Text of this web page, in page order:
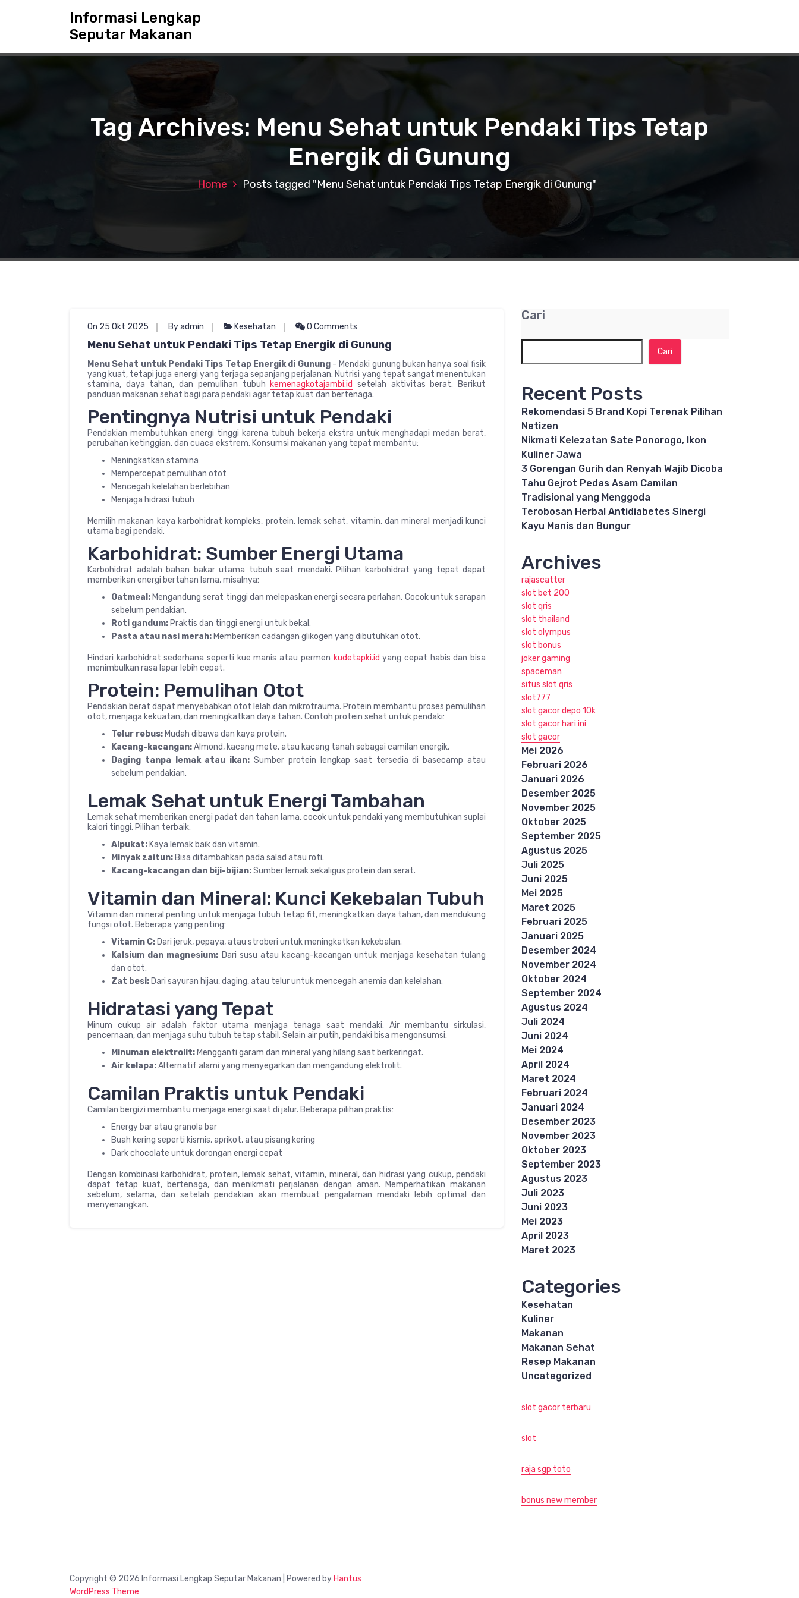
t
Informasi Lengkap
Seputar Makanan
Tag Archives: Menu Sehat untuk Pendaki Tips Tetap
Energik di Gunung
Home Posts tagged "Menu Sehat untuk Pendaki Tips Tetap Energik di Gunung"
On 25 Okt 2025 By admin Kesehatan 0 Comments
Menu Sehat untuk Pendaki Tips Tetap Energik di Gunung
Menu Sehat untuk Pendaki Tips Tetap Energik di Gunung– Mendaki gunung bukan hanya soal fisik
yang kuat, tetapi juga energi yang terjaga sepanjang perjalanan. Nutrisi yang tepat sangat menentukan
stamina, daya tahan, dan pemulihan tubuh kemenagkotajambi.id setelah aktivitas berat. Berikut
panduan makanan sehat bagi para pendaki agar tetap kuat dan bertenaga.
Pentingnya Nutrisi untuk Pendaki
Pendakian membutuhkan energi tinggi karena tubuh bekerja ekstra untuk menghadapi medan berat,
perubahan ketinggian, dan cuaca ekstrem. Konsumsi makanan yang tepat membantu:
Meningkatkan stamina
Mempercepat pemulihan otot
Mencegah kelelahan berlebihan
Menjaga hidrasi tubuh
Memilih makanan kaya karbohidrat kompleks, protein, lemak sehat, vitamin, dan mineral menjadi kunci
utama bagi pendaki.
Karbohidrat: Sumber Energi Utama
Karbohidrat adalah bahan bakar utama tubuh saat mendaki. Pilihan karbohidrat yang tepat dapat
memberikan energi bertahan lama, misalnya:
Oatmeal: Mengandung serat tinggi dan melepaskan energi secara perlahan. Cocok untuk sarapan
sebelum pendakian.
Roti gandum: Praktis dan tinggi energi untuk bekal.
Pasta atau nasi merah: Memberikan cadangan glikogen yang dibutuhkan otot.
Hindari karbohidrat sederhana seperti kue manis atau permen kudetapki.id yang cepat habis dan bisa
menimbulkan rasa lapar lebih cepat.
Protein: Pemulihan Otot
Pendakian berat dapat menyebabkan otot lelah dan mikrotrauma. Protein membantu proses pemulihan
otot, menjaga kekuatan, dan meningkatkan daya tahan. Contoh protein sehat untuk pendaki:
Telur rebus: Mudah dibawa dan kaya protein.
Kacang-kacangan:Almond, kacang mete, atau kacang tanah sebagai camilan energik.
Daging tanpa lemak atau ikan: Sumber protein lengkap saat tersedia di basecamp atau
sebelum pendakian.
Lemak Sehat untuk Energi Tambahan
Lemak sehat memberikan energi padat dan tahan lama, cocok untuk pendaki yang membutuhkan suplai
kalori tinggi. Pilihan terbaik:
Alpukat: Kaya lemak baik dan vitamin.
Minyak zaitun: Bisa ditambahkan pada salad atau roti.
Kacang-kacangan dan biji-bijian:Sumber lemak sekaligus protein dan serat.
Vitamin dan Mineral: Kunci Kekebalan Tubuh
Vitamin dan mineral penting untuk menjaga tubuh tetap fit, meningkatkan daya tahan, dan mendukung
fungsi otot. Beberapa yang penting:
Vitamin C: Dari jeruk, pepaya, atau stroberi untuk meningkatkan kekebalan.
Kalsium dan magnesium: Dari susu atau kacang-kacangan untuk menjaga kesehatan tulang
dan otot.
Zat besi: Dari sayuran hijau, daging, atau telur untuk mencegah anemia dan kelelahan.
Hidratasi yang Tepat
Minum cukup air adalah faktor utama menjaga tenaga saat mendaki. Air membantu sirkulasi,
pencernaan, dan menjaga suhu tubuh tetap stabil. Selain air putih, pendaki bisa mengonsumsi:
Minuman elektrolit: Mengganti garam dan mineral yang hilang saat berkeringat.
Air kelapa:Alternatif alami yang menyegarkan dan mengandung elektrolit.
Camilan Praktis untuk Pendaki
Camilan bergizi membantu menjaga energi saat di jalur. Beberapa pilihan praktis:
Energy bar atau granola bar
Buah kering seperti kismis, aprikot, atau pisang kering
Dark chocolate untuk dorongan energi cepat
Dengan kombinasi karbohidrat, protein, lemak sehat, vitamin, mineral, dan hidrasi yang cukup, pendaki
dapat tetap kuat, bertenaga, dan menikmati perjalanan dengan aman. Memperhatikan makanan
sebelum, selama, dan setelah pendakian akan membuat pengalaman mendaki lebih optimal dan
menyenangkan.
Cari
Cari
Recent Posts
Rekomendasi 5 Brand Kopi Terenak Pilihan
Netizen
Nikmati Kelezatan Sate Ponorogo, Ikon
Kuliner Jawa
3 Gorengan Gurih dan Renyah Wajib Dicoba
Tahu Gejrot Pedas Asam Camilan
Tradisional yang Menggoda
Terobosan Herbal Antidiabetes Sinergi
Kayu Manis dan Bungur
Archives
rajascatter
slot bet 200
slot qris
slot thailand
slot olympus
slot bonus
joker gaming
spaceman
situs slot qris
slot777
slot gacor depo 10k
slot gacor hari ini
slot gacor
Mei 2026
Februari 2026
Januari 2026
Desember 2025
November 2025
Oktober 2025
September 2025
Agustus 2025
Juli 2025
Juni 2025
Mei 2025
Maret 2025
Februari 2025
Januari 2025
Desember 2024
November 2024
Oktober 2024
September 2024
Agustus 2024
Juli 2024
Juni 2024
Mei 2024
April 2024
Maret 2024
Februari 2024
Januari 2024
Desember 2023
November 2023
Oktober 2023
September 2023
Agustus 2023
Juli 2023
Juni 2023
Mei 2023
April 2023
Maret 2023
Categories
Kesehatan
Kuliner
Makanan
Makanan Sehat
Resep Makanan
Uncategorized
slot gacor terbaru
slot
raja sgp toto
bonus new member
Copyright © 2026 Informasi Lengkap Seputar Makanan | Powered by Hantus
WordPress Theme